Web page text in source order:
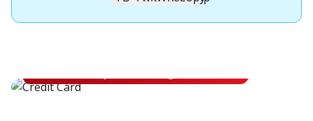
Apply Kartu Kredit OCBC